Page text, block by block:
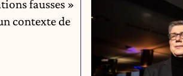
fausses »
contexte de